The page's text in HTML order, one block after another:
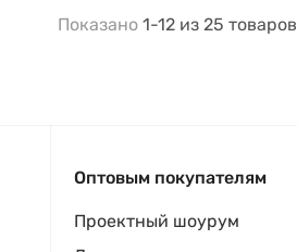
Показано 1-12 из 25 товаров
Оптовым покупателям
Проектный шоурум